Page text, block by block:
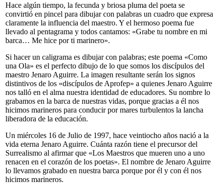
Hace algún tiempo, la fecunda y briosa pluma del poeta se
convirtió en pincel para dibujar con palabras un cuadro que expresa
claramente la influencia del maestro. Y el hermoso poema fue
llevado al pentagrama y todos cantamos: «Grabe tu nombre en mi
barca… Me hice por ti marinero».
Si hacer un caligrama es dibujar con palabras; este poema «Como
una Ola» es el perfecto dibujo de lo que somos los discípulos del
maestro Jenaro Aguirre. La imagen resultante serán los signos
distintivos de los «discípulos de Aprofep» a quienes Jenaro Aguirre
nos talló en el alma nuestra identidad de educadores. Su nombre lo
grabamos en la barca de nuestras vidas, porque gracias a él nos
hicimos marineros para conducir por mares turbulentos la lancha
liberadora de la educación.
Un miércoles 16 de Julio de 1997, hace veintiocho años nació a la
vida eterna Jenaro Aguirre. Cuánta razón tiene el precursor del
Surrealismo al afirmar que «Los Maestros que mueren uno a uno
renacen en el corazón de los poetas». El nombre de Jenaro Aguirre
lo llevamos grabado en nuestra barca porque por él y con él nos
hicimos marineros.